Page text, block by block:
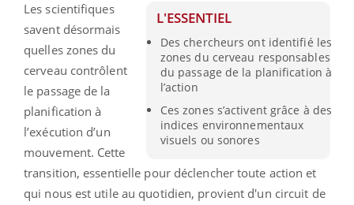
L'ESSENTIEL
Des chercheurs ont identifié les
zones du cerveau responsables
du passage de la planification à
l’action
Ces zones s’activent grâce à des
indices environnementaux
visuels ou sonores
Les scientifiques
savent désormais
quelles zones du
cerveau contrôlent
le passage de la
planification à
l’exécution d’un
mouvement. Cette
transition, essentielle pour déclencher toute action et
qui nous est utile au quotidien, provient d'un circuit de